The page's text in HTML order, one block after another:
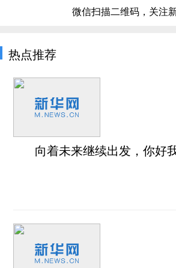
微信扫描二维码，关注
热点推荐
向着未来继续出发，你好